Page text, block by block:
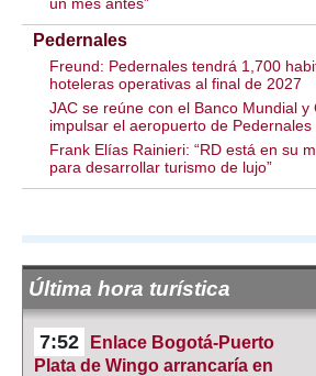
Pedernales
Freund: Pedernales tendrá 1,700
hoteleras operativas al final de 2027
JAC se reúne con el Banco Mundial y
impulsar el aeropuerto de Pedernales
Frank Elías Rainieri: “RD está en su
para desarrollar turismo de lujo”
Última hora turística
7:52
Enlace Bogotá-Puerto
Plata de Wingo arrancaría en